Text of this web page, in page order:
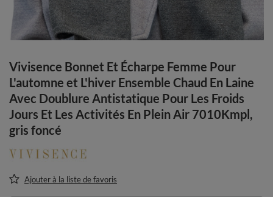
Vivisence Bonnet Et Écharpe Femme Pour
L'automne et L'hiver Ensemble Chaud En Laine
Avec Doublure Antistatique Pour Les Froids
Jours Et Les Activités En Plein Air 7010Kmpl,
gris foncé
Ajouter à la liste de favoris